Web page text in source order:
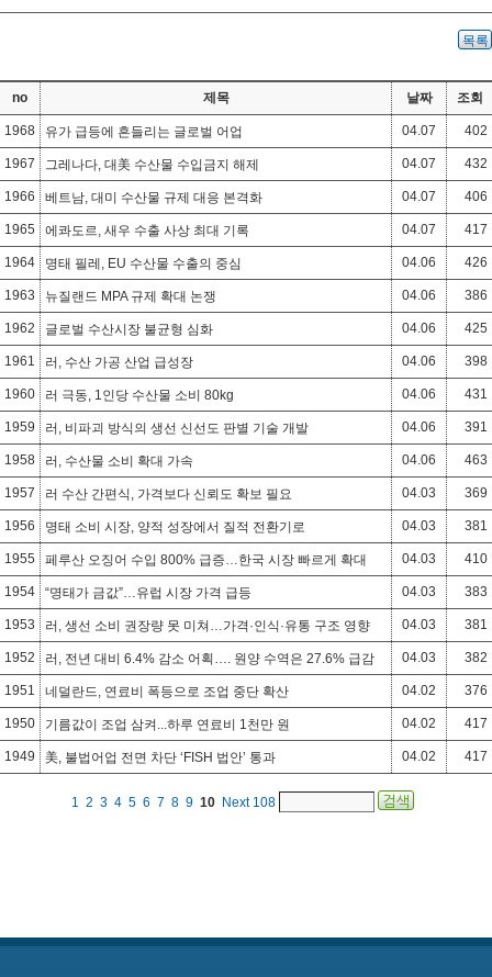
목록
no 제목 날짜 조회
1968 유가 급등에 흔들리는 글로벌 어업 04.07 402
1967 그레나다, 대美 수산물 수입금지 해제 04.07 432
1966 베트남, 대미 수산물 규제 대응 본격화 04.07 406
1965 에콰도르, 새우 수출 사상 최대 기록 04.07 417
1964 명태 필레, EU 수산물 수출의 중심 04.06 426
1963 뉴질랜드 MPA 규제 확대 논쟁 04.06 386
1962 글로벌 수산시장 불균형 심화 04.06 425
1961 러, 수산 가공 산업 급성장 04.06 398
1960 러 극동, 1인당 수산물 소비 80kg 04.06 431
1959 러, 비파괴 방식의 생선 신선도 판별 기술 개발 04.06 391
1958 러, 수산물 소비 확대 가속 04.06 463
1957 러 수산 간편식, 가격보다 신뢰도 확보 필요 04.03 369
1956 명태 소비 시장, 양적 성장에서 질적 전환기로 04.03 381
1955 페루산 오징어 수입 800% 급증…한국 시장 빠르게 확대 04.03 410
1954 “명태가 금값”…유럽 시장 가격 급등 04.03 383
1953 러, 생선 소비 권장량 못 미쳐…가격·인식·유통 구조 영향 04.03 381
1952 러, 전년 대비 6.4% 감소 어획…. 원양 수역은 27.6% 급감 04.03 382
1951 네덜란드, 연료비 폭등으로 조업 중단 확산 04.02 376
1950 기름값이 조업 삼켜...하루 연료비 1천만 원 04.02 417
1949 美, 불법어업 전면 차단 ‘FISH 법안’ 통과 04.02 417
1 2 3 4 5 6 7 8 9 10 Next 108